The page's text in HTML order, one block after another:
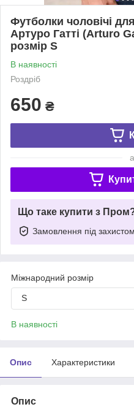
Футболки чоловічі
Артуро Гатті (Arturo
розмір S
В наявності
Роздріб
650 ₴
Що таке купити з
Замовлення під захистом
Міжнародний розмір
S
В наявності
Опис Характеристики
Опис